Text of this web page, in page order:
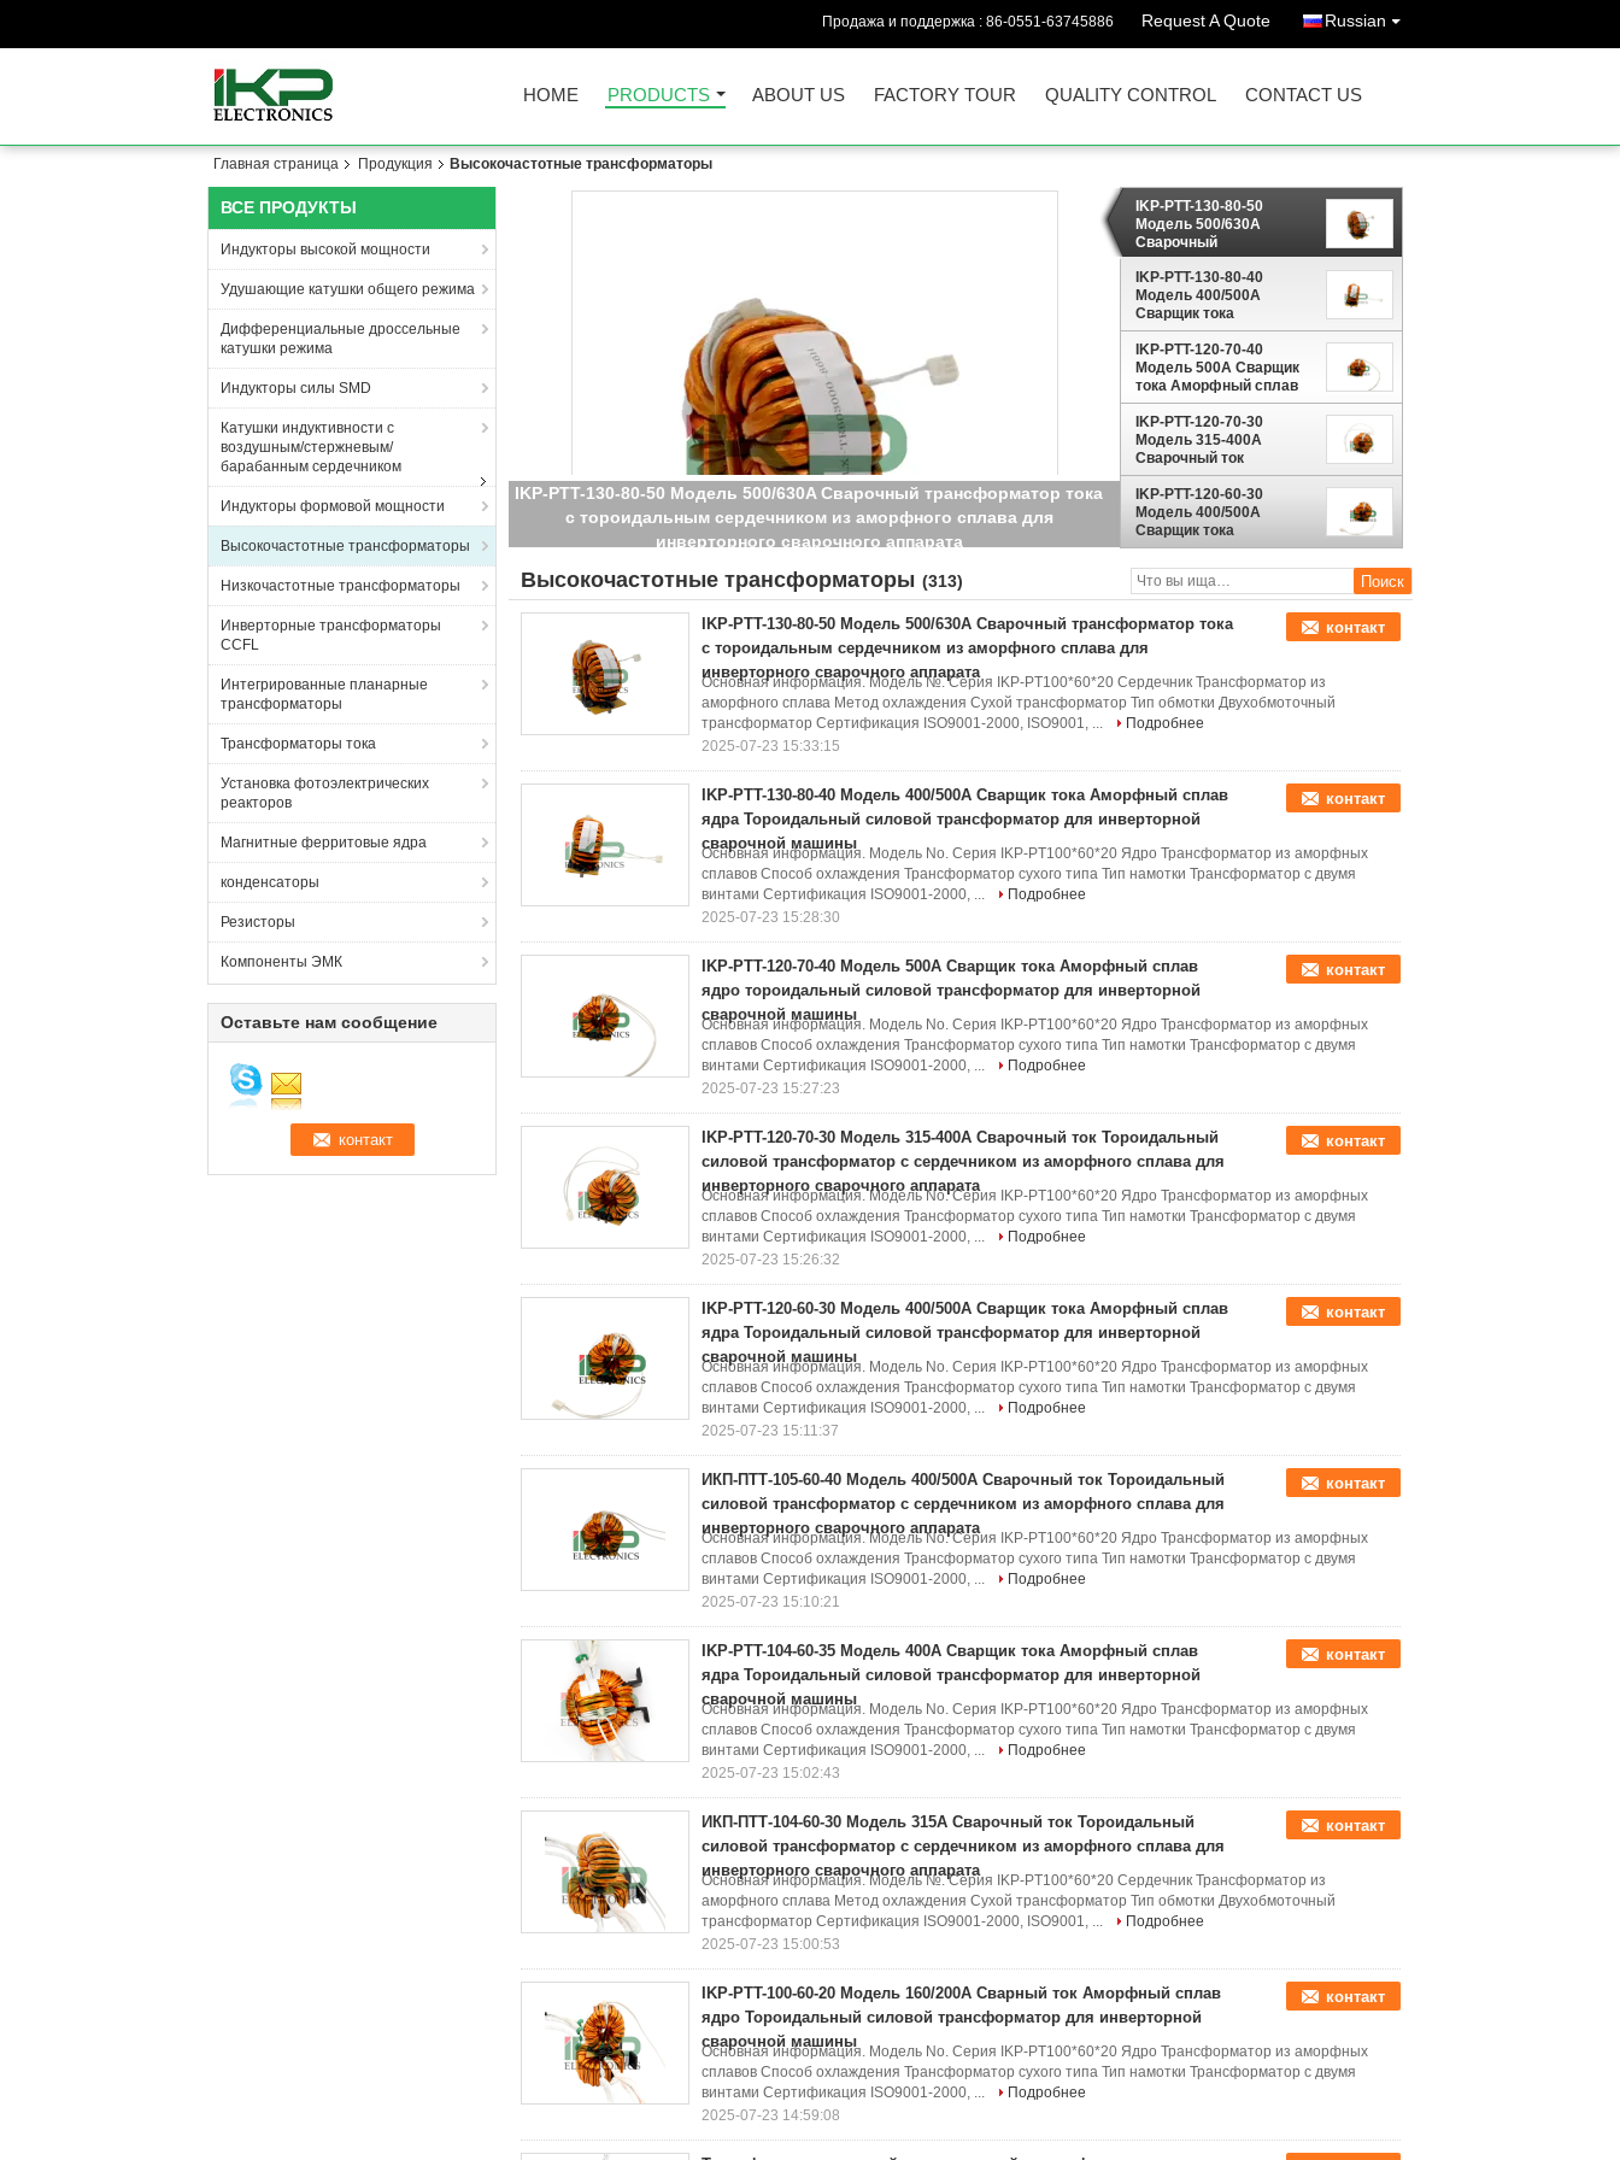
Продажа и поддержка : 86-0551-63745886 Request A Quote Russian
HOME PRODUCTS ABOUT US FACTORY TOUR QUALITY CONTROL CONTACT US
Главная страница Продукция Высокочастотные трансформаторы
ВСЕ ПРОДУКТЫ
Индукторы высокой мощности
Удушающие катушки общего режима
Дифференциальные дроссельные
катушки режима
Индукторы силы SMD
Катушки индуктивности с
воздушным/стержневым/
барабанным сердечником
Индукторы формовой мощности
Высокочастотные трансформаторы
Низкочастотные трансформаторы
Инверторные трансформаторы
CCFL
Интегрированные планарные
трансформаторы
Трансформаторы тока
Установка фотоэлектрических
реакторов
Магнитные ферритовые ядра
конденсаторы
Резисторы
Компоненты ЭМК
Оставьте нам сообщение
IKP-PTT-130-80-50 Модель 500/630A Сварочный трансформатор тока
с тороидальным сердечником из аморфного сплава для
инверторного сварочного аппарата
IKP-PTT-130-80-50
Модель 500/630A
Сварочный
трансформатор тока с
тороидальным
сердечником из
аморфного сплава для
инверторного
сварочного аппарата
IKP-PTT-130-80-40
Модель 400/500A
Сварщик тока
Аморфный сплав ядра
Тороидальный силовой
трансформатор для
инверторной сварочной
машины
IKP-PTT-120-70-40
Модель 500A Сварщик
тока Аморфный сплав
ядро тороидальный
силовой трансформатор
для инверторной
сварочной машины
IKP-PTT-120-70-30
Модель 315-400A
Сварочный ток
Тороидальный силовой
трансформатор с
сердечником из
аморфного сплава для
инверторного
сварочного аппарата
IKP-PTT-120-60-30
Модель 400/500A
Сварщик тока
Аморфный сплав ядра
Тороидальный силовой
трансформатор для
инверторной сварочной
машины
Высокочастотные трансформаторы (313)
IKP-PTT-130-80-50 Модель 500/630A Сварочный трансформатор тока
с тороидальным сердечником из аморфного сплава для
инверторного сварочного аппарата
контакт
Основная информация. Модель №. Серия IKP-PT100*60*20 Сердечник Трансформатор из
аморфного сплава Метод охлаждения Сухой трансформатор Тип обмотки Двухобмоточный
трансформатор Сертификация ISO9001-2000, ISO9001, ...
Подробнее
2025-07-23 15:33:15
IKP-PTT-130-80-40 Модель 400/500A Сварщик тока Аморфный сплав
ядра Тороидальный силовой трансформатор для инверторной
сварочной машины
контакт
Основная информация. Модель No. Серия IKP-PT100*60*20 Ядро Трансформатор из аморфных
сплавов Способ охлаждения Трансформатор сухого типа Тип намотки Трансформатор с двумя
винтами Сертификация ISO9001-2000, ...
Подробнее
2025-07-23 15:28:30
IKP-PTT-120-70-40 Модель 500A Сварщик тока Аморфный сплав
ядро тороидальный силовой трансформатор для инверторной
сварочной машины
контакт
Основная информация. Модель No. Серия IKP-PT100*60*20 Ядро Трансформатор из аморфных
сплавов Способ охлаждения Трансформатор сухого типа Тип намотки Трансформатор с двумя
винтами Сертификация ISO9001-2000, ...
Подробнее
2025-07-23 15:27:23
IKP-PTT-120-70-30 Модель 315-400A Сварочный ток Тороидальный
силовой трансформатор с сердечником из аморфного сплава для
инверторного сварочного аппарата
контакт
Основная информация. Модель No. Серия IKP-PT100*60*20 Ядро Трансформатор из аморфных
сплавов Способ охлаждения Трансформатор сухого типа Тип намотки Трансформатор с двумя
винтами Сертификация ISO9001-2000, ...
Подробнее
2025-07-23 15:26:32
IKP-PTT-120-60-30 Модель 400/500A Сварщик тока Аморфный сплав
ядра Тороидальный силовой трансформатор для инверторной
сварочной машины
контакт
Основная информация. Модель No. Серия IKP-PT100*60*20 Ядро Трансформатор из аморфных
сплавов Способ охлаждения Трансформатор сухого типа Тип намотки Трансформатор с двумя
винтами Сертификация ISO9001-2000, ...
Подробнее
2025-07-23 15:11:37
ИКП-ПТТ-105-60-40 Модель 400/500A Сварочный ток Тороидальный
силовой трансформатор с сердечником из аморфного сплава для
инверторного сварочного аппарата
контакт
Основная информация. Модель No. Серия IKP-PT100*60*20 Ядро Трансформатор из аморфных
сплавов Способ охлаждения Трансформатор сухого типа Тип намотки Трансформатор с двумя
винтами Сертификация ISO9001-2000, ...
Подробнее
2025-07-23 15:10:21
IKP-PTT-104-60-35 Модель 400A Сварщик тока Аморфный сплав
ядра Тороидальный силовой трансформатор для инверторной
сварочной машины
контакт
Основная информация. Модель No. Серия IKP-PT100*60*20 Ядро Трансформатор из аморфных
сплавов Способ охлаждения Трансформатор сухого типа Тип намотки Трансформатор с двумя
винтами Сертификация ISO9001-2000, ...
Подробнее
2025-07-23 15:02:43
ИКП-ПТТ-104-60-30 Модель 315A Сварочный ток Тороидальный
силовой трансформатор с сердечником из аморфного сплава для
инверторного сварочного аппарата
контакт
Основная информация. Модель №. Серия IKP-PT100*60*20 Сердечник Трансформатор из
аморфного сплава Метод охлаждения Сухой трансформатор Тип обмотки Двухобмоточный
трансформатор Сертификация ISO9001-2000, ISO9001, ...
Подробнее
2025-07-23 15:00:53
IKP-PTT-100-60-20 Модель 160/200A Сварный ток Аморфный сплав
ядро Тороидальный силовой трансформатор для инверторной
сварочной машины
контакт
Основная информация. Модель No. Серия IKP-PT100*60*20 Ядро Трансформатор из аморфных
сплавов Способ охлаждения Трансформатор сухого типа Тип намотки Трансформатор с двумя
винтами Сертификация ISO9001-2000, ...
Подробнее
2025-07-23 14:59:08